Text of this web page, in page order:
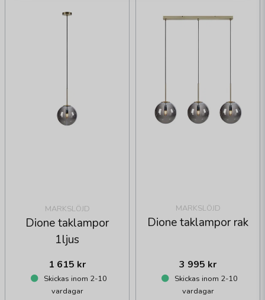
MARKSLÖJD
Dione taklampor
1ljus
1 615 kr
Skickas inom 2-10
vardagar
MARKSLÖJD
Dione taklampor rak
3 995 kr
Skickas inom 2-10
vardagar